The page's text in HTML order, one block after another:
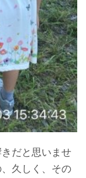
だと思いませ
久しく、その